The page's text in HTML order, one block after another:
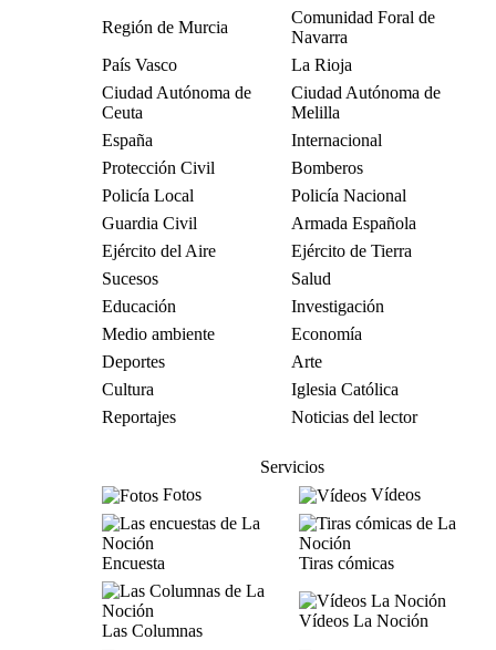
Región de Murcia
Comunidad Foral de
Navarra
País Vasco
La Rioja
Ciudad Autónoma de
Ceuta
Ciudad Autónoma de
Melilla
España
Internacional
Protección Civil
Bomberos
Policía Local
Policía Nacional
Guardia Civil
Armada Española
Ejército del Aire
Ejército de Tierra
Sucesos
Salud
Educación
Investigación
Medio ambiente
Economía
Deportes
Arte
Cultura
Iglesia Católica
Reportajes
Noticias del lector
Servicios
Fotos
Vídeos
Encuesta Tiras cómicas
Las Columnas
Vídeos La Noción